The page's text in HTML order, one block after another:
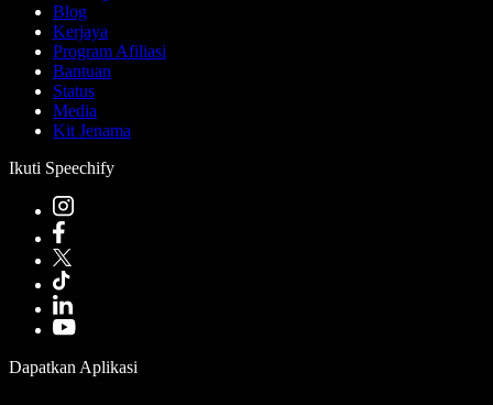
Blog
Kerjaya
Program Afiliasi
Bantuan
Status
Media
Kit Jenama
Ikuti Speechify
Dapatkan Aplikasi